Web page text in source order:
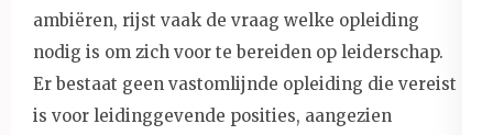
ambiëren, rijst vaak de vraag welke opleiding
nodig is om zich voor te bereiden op leiderschap.
Er bestaat geen vastomlijnde opleiding die vereist
is voor leidinggevende posities, aangezien